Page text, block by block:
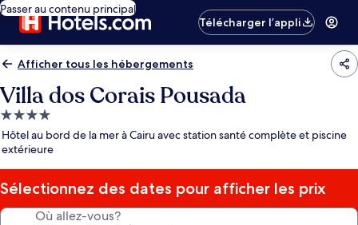
Passer au contenu principal
Télécharger l’appli
Afficher tous les hébergements
Villa dos Corais Pousada
Hébergement
4.0 étoiles
Hôtel au bord de la mer à Cairu avec station santé complète et piscine
extérieure
Sélectionnez des dates pour afficher les prix
Où allez-vous?